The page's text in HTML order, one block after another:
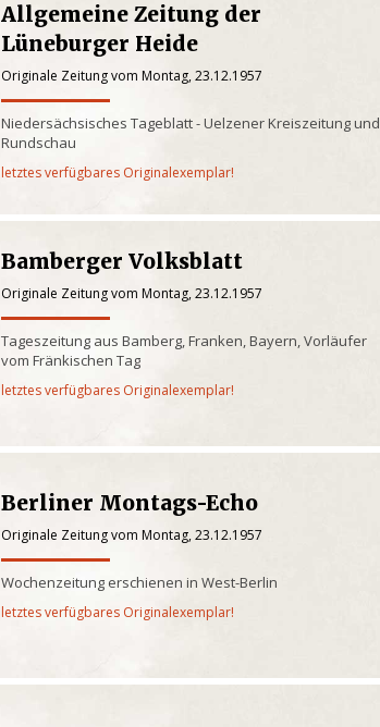
Allgemeine Zeitung der
Lüneburger Heide
Originale Zeitung vom Montag, 23.12.1957
Niedersächsisches Tageblatt - Uelzener Kreiszeitung und
Rundschau
letztes verfügbares Originalexemplar!
Bamberger Volksblatt
Originale Zeitung vom Montag, 23.12.1957
Tageszeitung aus Bamberg, Franken, Bayern, Vorläufer
vom Fränkischen Tag
letztes verfügbares Originalexemplar!
Berliner Montags-Echo
Originale Zeitung vom Montag, 23.12.1957
Wochenzeitung erschienen in West-Berlin
letztes verfügbares Originalexemplar!